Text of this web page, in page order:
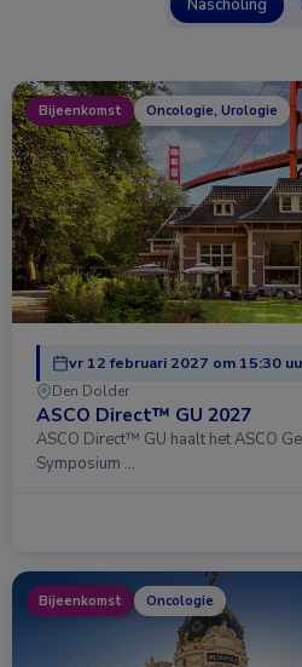
Nascholing
Bijeenkomst Oncologie, Urologie
vr 12 februari 2027 om 15:30
Den Dolder
ASCO Direct™ GU 2027
ASCO Direct™ GU haalt het ASCO
Symposium …
Bijeenkomst Oncologie